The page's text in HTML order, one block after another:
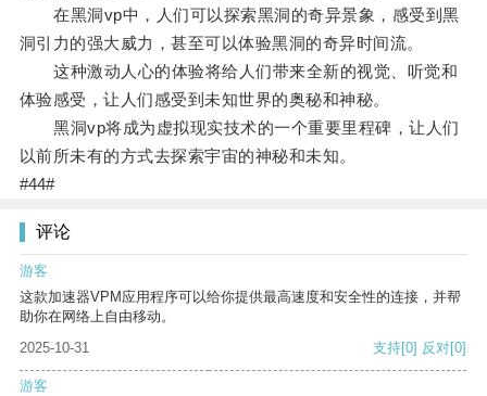
在黑洞vp中，人们可以探索黑洞的奇异景象，感受到黑
洞引力的强大威力，甚至可以体验黑洞的奇异时间流。
这种激动人心的体验将给人们带来全新的视觉、听觉和
体验感受，让人们感受到未知世界的奥秘和神秘。
黑洞vp将成为虚拟现实技术的一个重要里程碑，让人们
以前所未有的方式去探索宇宙的神秘和未知。
#44#
评论
游客
这款加速器VPM应用程序可以给你提供最高速度和安全性的连接，并帮
助你在网络上自由移动。
2025-10-31
支持[0] 反对[0]
游客